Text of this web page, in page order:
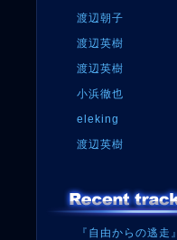
渡辺朝子
渡辺英樹
渡辺英樹
小浜徹也
eleking
渡辺英樹
『自由からの逃走』